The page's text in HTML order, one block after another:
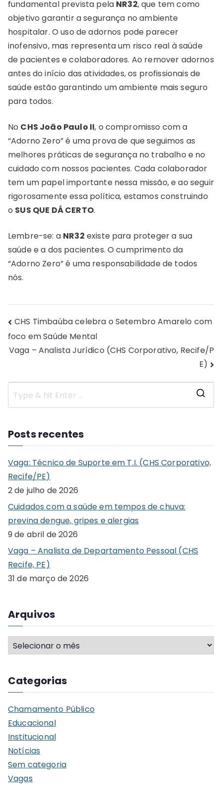
fundamental prevista pela NR32, que tem como
objetivo garantir a segurança no ambiente
hospitalar. O uso de adornos pode parecer
inofensivo, mas representa um risco real à saúde
de pacientes e colaboradores. Ao remover adornos
antes do início das atividades, os profissionais de
saúde estão garantindo um ambiente mais seguro
para todos.
No CHS João Paulo II, o compromisso com a
“Adorno Zero” é uma prova de que seguimos as
melhores práticas de segurança no trabalho e no
cuidado com nossos pacientes. Cada colaborador
tem um papel importante nessa missão, e ao seguir
rigorosamente essa política, estamos construindo
o SUS QUE DÁ CERTO.
Lembre-se: a NR32 existe para proteger a sua
saúde e a dos pacientes. O cumprimento da
“Adorno Zero” é uma responsabilidade de todos
nós.
Navegação
de
CHS Timbaúba celebra o Setembro Amarelo com
foco em Saúde Mental
Vaga – Analista Jurídico (CHS Corporativo, Recife/P
E)
Posts recentes
Vaga: Técnico de Suporte em T.I. (CHS Corporativo,
Recife/PE)
2 de julho de 2026
Cuidados com a saúde em tempos de chuva:
previna dengue, gripes e alergias
9 de abril de 2026
Vaga – Analista de Departamento Pessoal (CHS
Recife, PE)
31 de março de 2026
Arquivos
A
r
u
v
o
s
Categorias
Chamamento Público
Educacional
Institucional
Notícias
Sem categoria
Vagas